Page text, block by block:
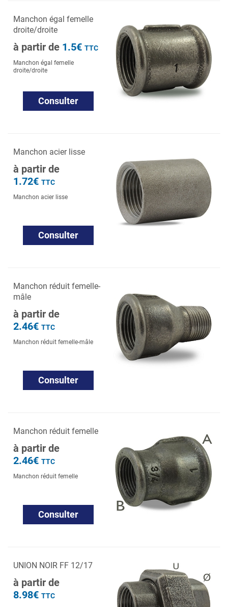
Manchon égal femelle
droite/droite
à partir de 1.5€ TTC
Manchon égal femelle
droite/droite
Consulter
Manchon acier lisse
à partir de
1.72€ TTC
Manchon acier lisse
Consulter
Manchon réduit femelle-
mâle
à partir de
2.46€ TTC
Manchon réduit femelle-mâle
Consulter
Manchon réduit femelle
à partir de
2.46€ TTC
Manchon réduit femelle
Consulter
UNION NOIR FF 12/17
à partir de
8.98€ TTC